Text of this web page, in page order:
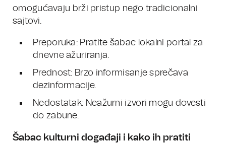
omogućavaju brži pristup nego tradicionalni
sajtovi.
Preporuka: Pratite šabac lokalni portal za
dnevne ažuriranja.
Prednost: Brzo informisanje sprečava
dezinformacije.
Nedostatak: Neažurni izvori mogu dovesti
do zabune.
Šabac kulturni događaji i kako ih pratiti